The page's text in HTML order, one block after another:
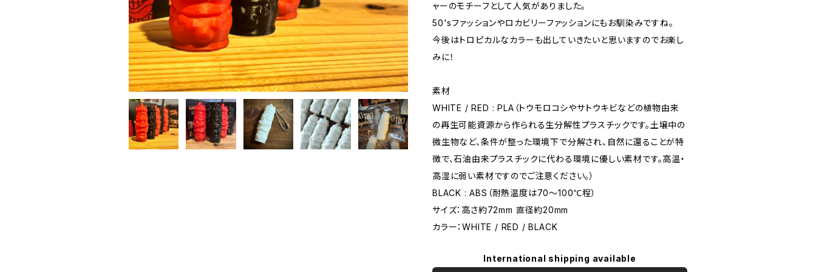
ャーのモチーフとして人気がありました。
50'sファッションやロカビリーファッションにもお馴染みですね。
今後はトロピカルなカラーも出していきたいと思いますのでお楽し
みに！
素材
WHITE / RED : PLA（トウモロコシやサトウキビなどの植物由来
の再生可能資源から作られる生分解性プラスチックです。土壌中の
微生物など、条件が整った環境下で分解され、自然に還ることが特
徴で、石油由来プラスチックに代わる環境に優しい素材です。高温・
高湿に弱い素材ですのでご注意ください。）
BLACK : ABS（耐熱温度は70～100℃程）
サイズ：高さ約72mm 直径約20mm
カラー：WHITE / RED / BLACK
International shipping available